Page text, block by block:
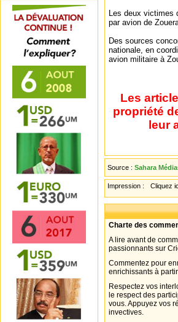
Les deux victimes
par avion de
Des sources
nationale, en
avion militaire à
Les
propriété
leur
Source : Sahara
Impression : Cliquez
Charte des
A lire avant de
passionnants sur
Commentez pour
enrichissants à
Respectez vos
le respect des
vous. Appuyez vos
invectives.